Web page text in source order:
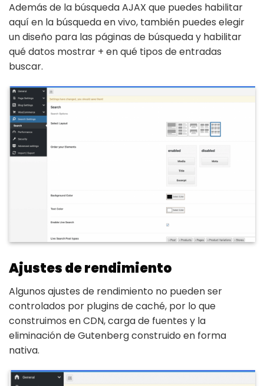
Además de la búsqueda AJAX que puedes habilitar
aquí en la búsqueda en vivo, también puedes elegir
un diseño para las páginas de búsqueda y habilitar
qué datos mostrar + en qué tipos de entradas
buscar.
Ajustes de rendimiento
Algunos ajustes de rendimiento no pueden ser
controlados por plugins de caché, por lo que
construimos en CDN, carga de fuentes y la
eliminación de Gutenberg construido en forma
nativa.